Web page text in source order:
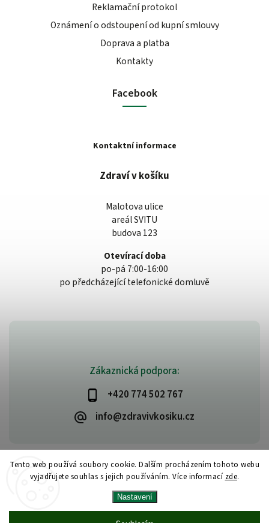
Tento web používá soubory cookie. Dalším procházením tohoto webu
vyjadřujete souhlas s jejich používáním. Více informací zde.
Nastavení
Zákaznická podpora:
+420 774 502 767
info@zdravivkosiku.cz
Reklamační protokol
Oznámení o odstoupení od kupní smlouvy
Doprava a platba
Kontakty
Facebook
Kontaktní informace
Zdraví v košíku
Malotova ulice
areál SVITU
budova 123
Otevírací doba
po-pá 7:00-16:00
po předcházející telefonické domluvě
www.zdravivkosiku.cz
Upravit nastavení cookies
VytvořilShoptet | Design